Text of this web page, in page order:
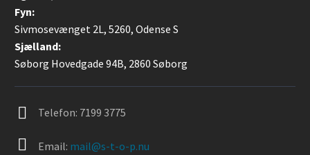
Fyn:
Sivmosevænget 2L, 5260, Odense S
Sjælland:
Søborg Hovedgade 94B, 2860 Søborg

 Telefon: 7199 3775

 Email: mail@s-t-o-p.nu